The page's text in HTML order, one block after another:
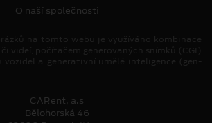
O naší společnosti
CARent, a.s
Bělohorská 46